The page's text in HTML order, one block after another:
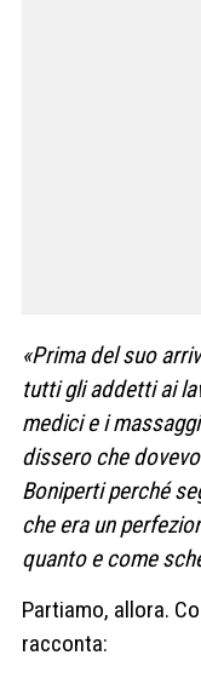
«Prima del suo
tutti gli addetti ai
medici e i
dissero che
Boniperti perché
che era un
quanto e come
Partiamo, allora.
racconta: